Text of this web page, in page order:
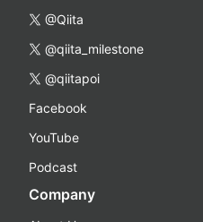
@Qiita
@qiita_milestone
@qiitapoi
Facebook
YouTube
Podcast
Company